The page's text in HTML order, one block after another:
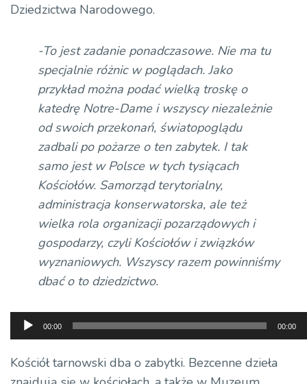
Dziedzictwa Narodowego.
-To jest zadanie ponadczasowe. Nie ma tu
specjalnie różnic w poglądach. Jako
przykład można podać wielką troskę o
katedrę Notre-Dame i wszyscy niezależnie
od swoich przekonań, światopoglądu
zadbali po pożarze o ten zabytek. I tak
samo jest w Polsce w tych tysiącach
Kościołów. Samorząd terytorialny,
administracja konserwatorska, ale też
wielka rola organizacji pozarządowych i
gospodarzy, czyli Kościołów i związków
wyznaniowych. Wszyscy razem powinniśmy
dbać o to dziedzictwo.
Odtwarzacz
plików
dźwiękowych
00:00 00:00
Kościół tarnowski dba o zabytki. Bezcenne dzieła